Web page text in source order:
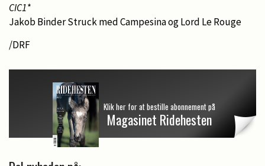
CIC1*
Jakob Binder Struck med Campesina og Lord Le Rouge
/DRF
Klik her for at bestille abonnement på
Magasinet Ridehesten